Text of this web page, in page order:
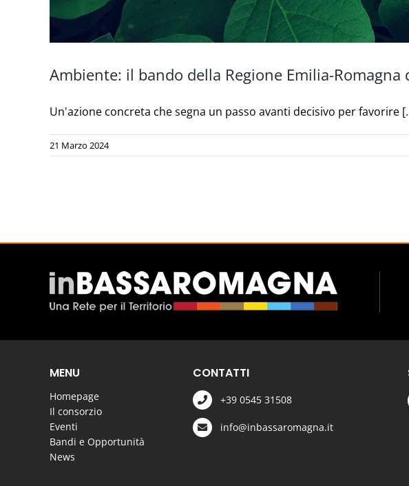
Ambiente: il bando della Regione Emilia-
Un'azione concreta che segna un passo avanti decisivo per favorire
21 Marzo 2024
MENU
Homepage
Il consorzio
Eventi
Bandi e Opportunità
News
CONTATTI
+39 0545 31508
info@inbassaromagna.it